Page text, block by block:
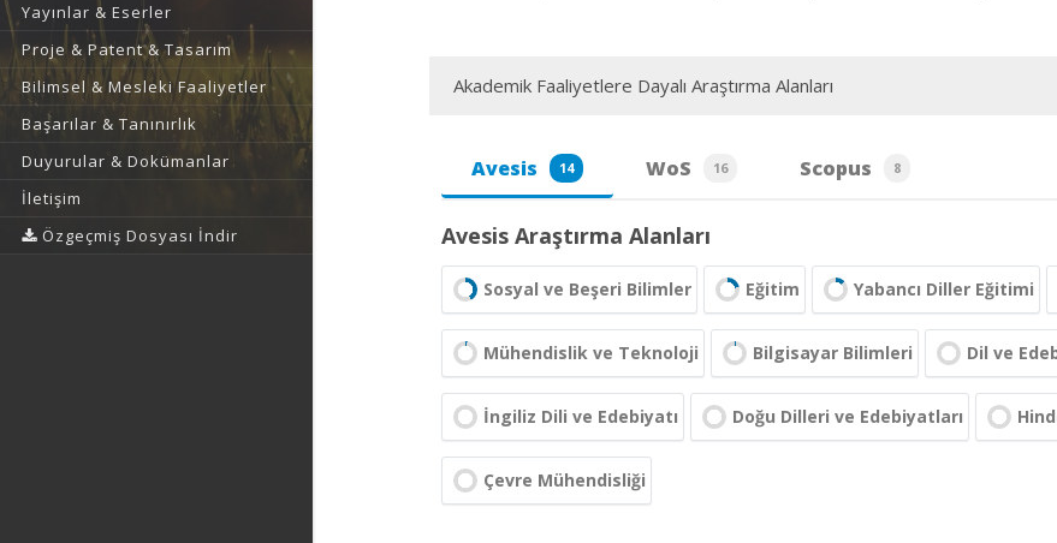
Yayınlar & Eserler
Proje & Patent & Tasarım
Bilimsel & Mesleki Faaliyetler
Başarılar & Tanınırlık
Duyurular & Dokümanlar
İletişim
Özgeçmiş Dosyası İndir
Akademik Faaliyetlere Dayalı Araştırma Alanları
Avesis 14 WoS 16 Scopus 8
Avesis Araştırma Alanları
Sosyal ve Beşeri Bilimler Eğitim Yabancı Diller Eğitimi
Mühendislik ve Teknoloji Bilgisayar Bilimleri Dil ve
İngiliz Dili ve Edebiyatı Doğu Dilleri ve Edebiyatları
Çevre Mühendisliği